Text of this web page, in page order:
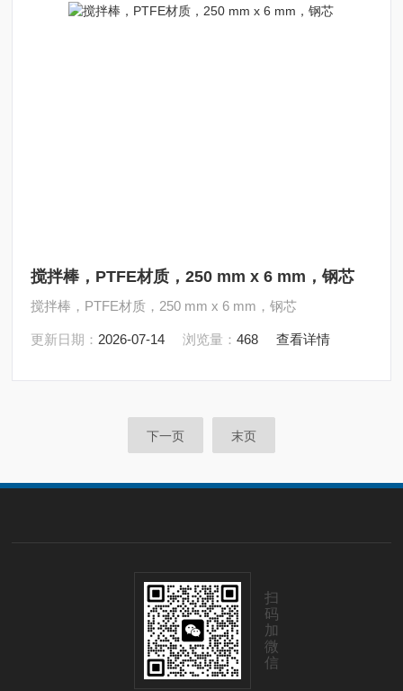
搅拌棒，PTFE材质，250 mm x 6 mm，钢芯
搅拌棒，PTFE材质，250 mm x 6 mm，钢芯
更新日期： 2026-07-14 浏览量：468 查看详情
下一页 末页
扫
码
加
微
信